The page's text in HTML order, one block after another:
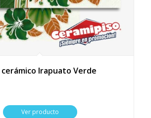
cerámico Irapuato Verde
Ver producto